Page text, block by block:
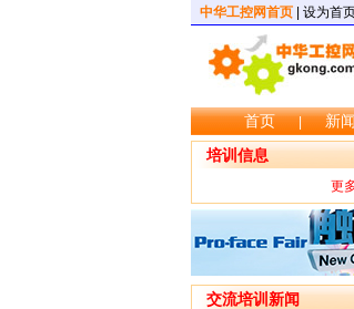
中华工控网首页 设为首
首页 | 新
培训信息
更
交流培训新闻